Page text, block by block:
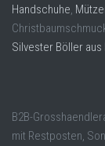
Handschuhe,
Silvester Böller aus
B2B-
mit Restposten,